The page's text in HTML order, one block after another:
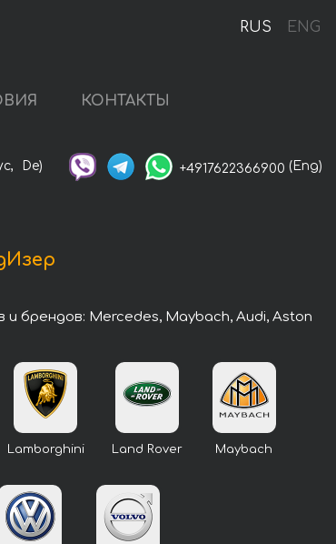
RUS ENG
КОНТАКТЫ
De) +4917622366900 (Eng)
брендов: Mercedes, Maybach, Audi, Aston
Lamborghini Land Rover Maybach